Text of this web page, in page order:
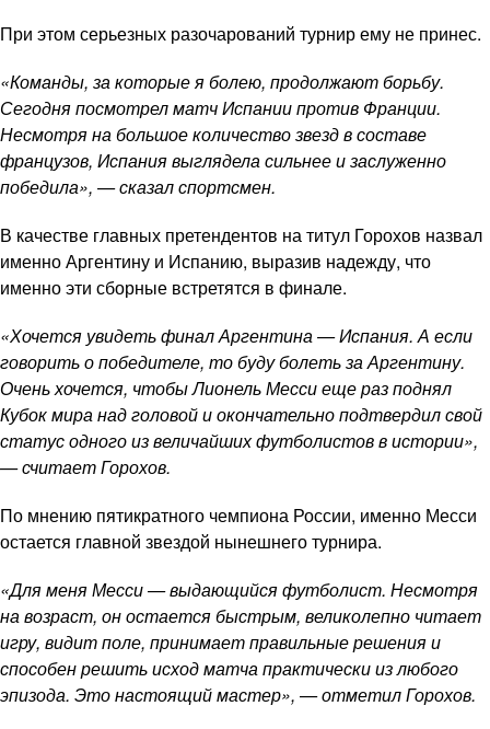
При этом серьезных разочарований турнир ему не принес.
«Команды, за которые я болею, продолжают борьбу.
Сегодня посмотрел матч Испании против Франции.
Несмотря на большое количество звезд в составе
французов, Испания выглядела сильнее и заслуженно
победила», — сказал спортсмен.
В качестве главных претендентов на титул Горохов назвал
именно Аргентину и Испанию, выразив надежду, что
именно эти сборные встретятся в финале.
«Хочется увидеть финал Аргентина — Испания. А если
говорить о победителе, то буду болеть за Аргентину.
Очень хочется, чтобы Лионель Месси еще раз поднял
Кубок мира над головой и окончательно подтвердил свой
статус одного из величайших футболистов в истории»,
— считает Горохов.
По мнению пятикратного чемпиона России, именно Месси
остается главной звездой нынешнего турнира.
«Для меня Месси — выдающийся футболист. Несмотря
на возраст, он остается быстрым, великолепно читает
игру, видит поле, принимает правильные решения и
способен решить исход матча практически из любого
эпизода. Это настоящий мастер», — отметил Горохов.